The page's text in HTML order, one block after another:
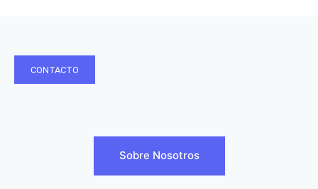
CONTACTO
Sobre Nosotros